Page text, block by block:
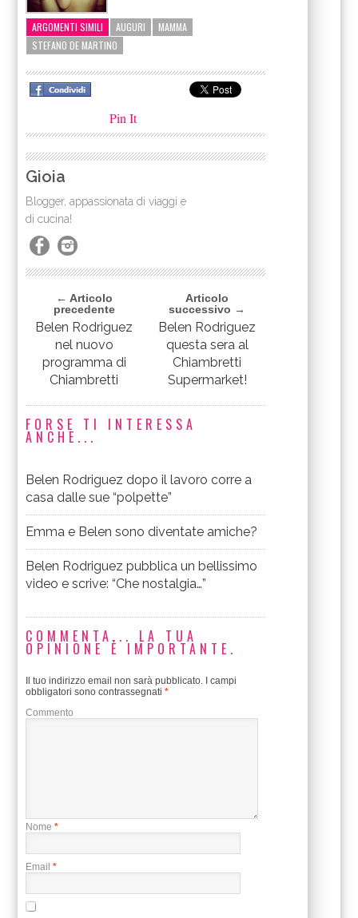
ARGOMENTI SIMILI AUGURI
MAMMA
STEFANO DE MARTINO
Pin It
Gioia
Blogger, appassionata di viaggi e
di cucina!
← Articolo
precedente
Belen Rodriguez
nel nuovo
programma di
Chiambretti
Articolo
successivo →
Belen Rodriguez
questa sera al
Chiambretti
Supermarket!
FORSE TI INTERESSA
ANCHE...
Belen Rodriguez dopo il lavoro corre a
casa dalle sue “polpette”
Emma e Belen sono diventate amiche?
Belen Rodriguez pubblica un bellissimo
video e scrive: “Che nostalgia…”
COMMENTA... LA TUA
OPINIONE È IMPORTANTE.
Il tuo indirizzo email non sarà pubblicato. I campi
obbligatori sono contrassegnati*
Commento
Nome *
Email *